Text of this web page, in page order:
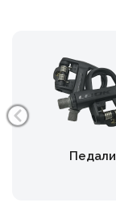
Педали